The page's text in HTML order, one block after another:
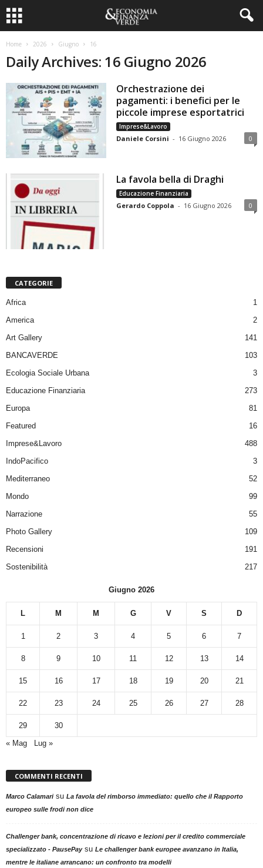
Home 2026 Giugno 16
Daily Archives: 16 Giugno 2026
Orchestrazione dei
pagamenti: i benefici per le
piccole imprese esportatrici
Imprese&Lavoro
Daniele Corsini - 16 Giugno 2026 0
La favola bella di Draghi
Educazione Finanziaria
Gerardo Coppola - 16 Giugno 2026 0
CATEGORIE
Africa
1
America
2
Art Gallery
141
BANCAVERDE
103
Ecologia Sociale Urbana
3
Educazione Finanziaria
273
Europa
81
Featured
16
Imprese&Lavoro
488
IndoPacifico
3
Mediterraneo
52
Mondo
99
Narrazione
55
Photo Gallery
109
Recensioni
191
Sostenibilità
217
Giugno 2026
L M M G V S D
1 2 3 4 5 6 7
8 9 10 11 12 13 14
15 16 17 18 19 20 21
22 23 24 25 26 27 28
29
30
« Mag
Lug »
COMMENTI RECENTI
Marco Calamarisu La favola del rimborso immediato: quello che il Rapporto
europeo sulle frodi non dice
Challenger bank, concentrazione di ricavo e lezioni per il credito commerciale
specializzato - PausePaysu Le challenger bank europee avanzano in Italia,
mentre le italiane arrancano: un confronto tra modelli